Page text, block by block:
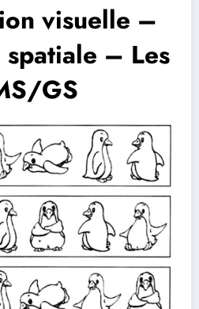
visuelle –
– Les
GS